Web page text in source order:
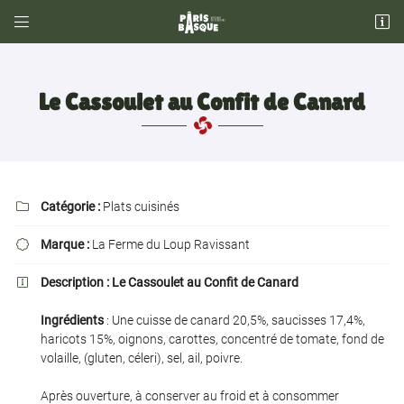
 
34, Rue Escudier
 Adresse email de réception
Recopier le code ci-contre
Rafraîchir le captcha
Le Cassoulet au Confit de Canard
 Catégorie : Plats cuisinés
 Marque : La Ferme du Loup Ravissant
 Description : Le Cassoulet au Confit de Canard
Ingrédients : Une cuisse de canard 20,5%, saucisses 17,4%,
haricots 15%, oignons, carottes, concentré de tomate, fond de
volaille, (gluten, céleri), sel, ail, poivre.
Après ouverture, à conserver au froid et à consommer